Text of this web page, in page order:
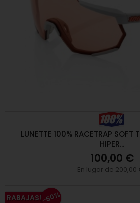
LUNETTE 100% RACETRAP SOFT
HIPER...
100,00 €
En lugar de 200,00
RABAJAS!-50%